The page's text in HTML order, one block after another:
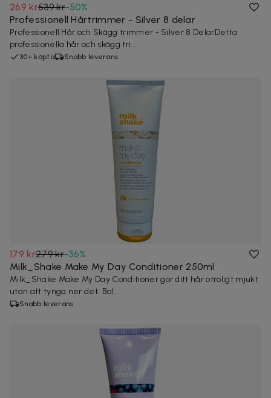
269 kr539 kr-50%
Professionell Hårtrimmer - Silver 8 delar
Professionell Hår och Skägg trimmer - Silver 8 DelarDetta
professionella hår och skägg tri...
30+ köpta Snabb leverans
179 kr279 kr-36%
Milk_Shake Make My Day Conditioner 250ml
Milk_Shake Make My Day Conditioner gör ditt hår otroligt mjukt
utan att tynga ner det. Bal...
Snabb leverans